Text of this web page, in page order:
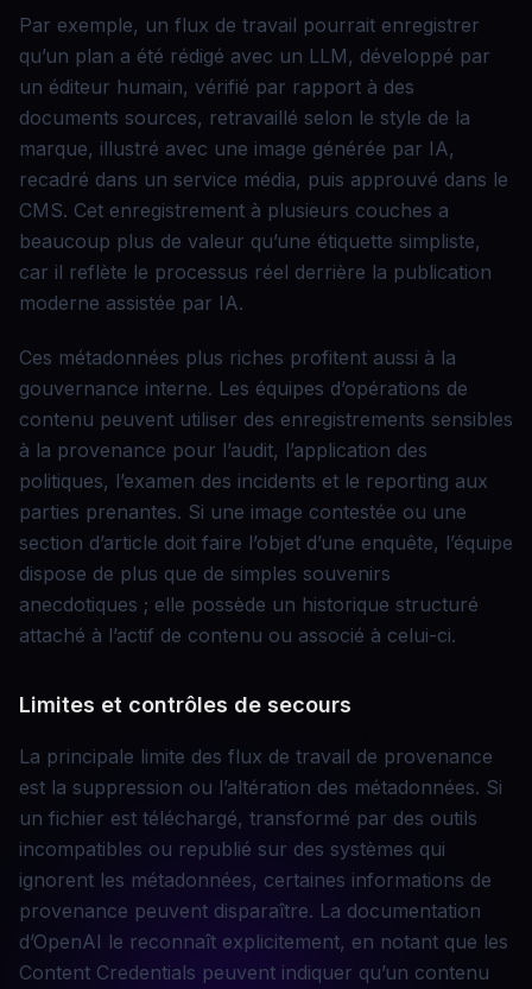
Par exemple, un flux de travail pourrait enregistrer
qu’un plan a été rédigé avec un LLM, développé par
un éditeur humain, vérifié par rapport à des
documents sources, retravaillé selon le style de la
marque, illustré avec une image générée par IA,
recadré dans un service média, puis approuvé dans le
CMS. Cet enregistrement à plusieurs couches a
beaucoup plus de valeur qu’une étiquette simpliste,
car il reflète le processus réel derrière la publication
moderne assistée par IA.
Ces métadonnées plus riches profitent aussi à la
gouvernance interne. Les équipes d’opérations de
contenu peuvent utiliser des enregistrements sensibles
à la provenance pour l’audit, l’application des
politiques, l’examen des incidents et le reporting aux
parties prenantes. Si une image contestée ou une
section d’article doit faire l’objet d’une enquête, l’équipe
dispose de plus que de simples souvenirs
anecdotiques ; elle possède un historique structuré
attaché à l’actif de contenu ou associé à celui-ci.
Limites et contrôles de secours
La principale limite des flux de travail de provenance
est la suppression ou l’altération des métadonnées. Si
un fichier est téléchargé, transformé par des outils
incompatibles ou republié sur des systèmes qui
ignorent les métadonnées, certaines informations de
provenance peuvent disparaître. La documentation
d’OpenAI le reconnaît explicitement, en notant que les
Content Credentials peuvent indiquer qu’un contenu